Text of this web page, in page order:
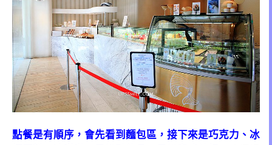
點餐是有順序，會先看到麵包區，接下來是巧克力、冰